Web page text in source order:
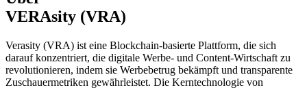
VERAsity (VRA)
Verasity (VRA) ist eine Blockchain-basierte Plattform, die sich
darauf konzentriert, die digitale Werbe- und Content-Wirtschaft zu
revolutionieren, indem sie Werbebetrug bekämpft und transparente
Zuschauermetriken gewährleistet. Die Kerntechnologie von